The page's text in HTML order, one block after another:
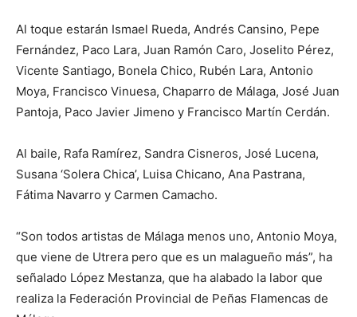
Al toque estarán Ismael Rueda, Andrés Cansino, Pepe
Fernández, Paco Lara, Juan Ramón Caro, Joselito Pérez,
Vicente Santiago, Bonela Chico, Rubén Lara, Antonio
Moya, Francisco Vinuesa, Chaparro de Málaga, José Juan
Pantoja, Paco Javier Jimeno y Francisco Martín Cerdán.
Al baile, Rafa Ramírez, Sandra Cisneros, José Lucena,
Susana ‘Solera Chica’, Luisa Chicano, Ana Pastrana,
Fátima Navarro y Carmen Camacho.
“Son todos artistas de Málaga menos uno, Antonio Moya,
que viene de Utrera pero que es un malagueño más”, ha
señalado López Mestanza, que ha alabado la labor que
realiza la Federación Provincial de Peñas Flamencas de